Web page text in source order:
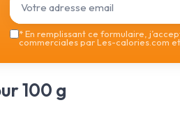
*En remplissant ce formulaire,
commerciales par Les-calories.com
100 g